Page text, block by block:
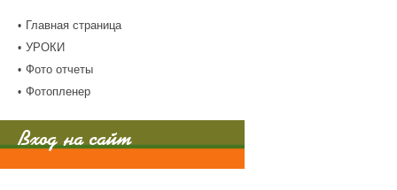
Главная страница
УРОКИ
Фото отчеты
Фотопленер
Вход на сайт